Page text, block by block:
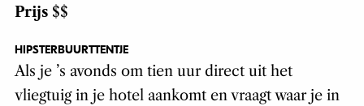
Prijs$$
HIPSTERBUURTTENTJE
Als je ’s avonds om tien uur direct uit het
vliegtuig in je hotel aankomt en vraagt waar je in